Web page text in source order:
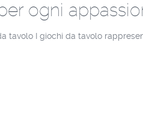
ogni
tavolo I giochi da tavolo